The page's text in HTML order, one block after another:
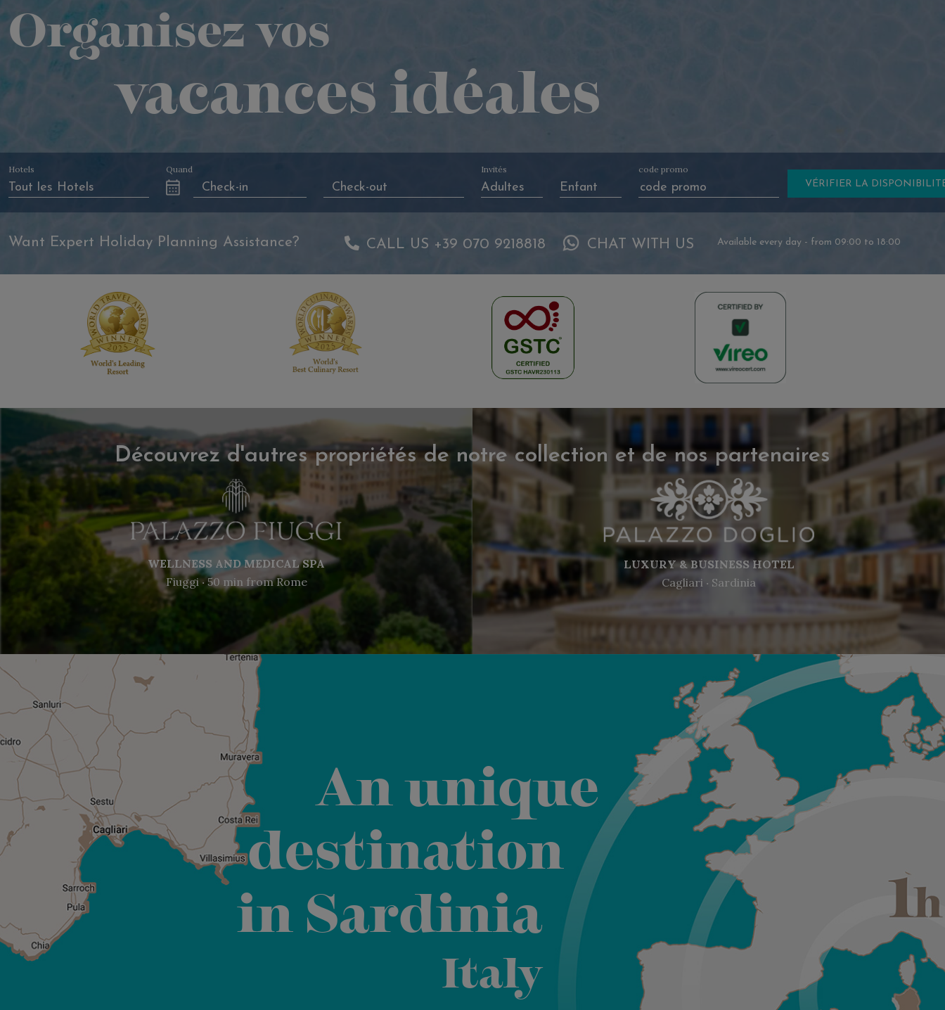
Organisez vos
vacances idéales
Hotels Quand Invités code promo
Want Expert Holiday Planning Assistance? CALL US +39 070 9218818 CHAT WITH US Available every day - from 09:00 to 18:00
Découvrez d'autres propriétés de notre collection et de nos partenaires
WELLNESS AND MEDICAL SPA
Fiuggi ‧ 50 min from Rome
LUXURY & BUSINESS HOTEL
Cagliari ‧ Sardinia
An unique
destination
in Sardinia
Italy